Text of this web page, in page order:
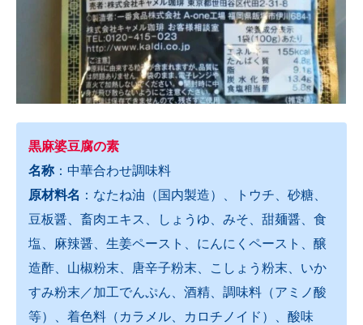
黒麻婆豆腐の素
名称 ：中華合わせ調味料
原材料名 ：なたね油（国内製造）、トウチ、砂糖、
豆板醤、畜肉エキス、しょうゆ、みそ、甜麺醤、食
塩、麻辣醤、生姜ペースト、にんにくペースト、醸
造酢、山椒粉末、唐辛子粉末、こしょう粉末、いか
すみ粉末／加工でんぷん、酒精、調味料（アミノ酸
等）、着色料（カラメル、カロチノイド）、酸味